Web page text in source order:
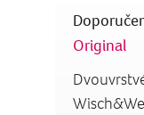
Original